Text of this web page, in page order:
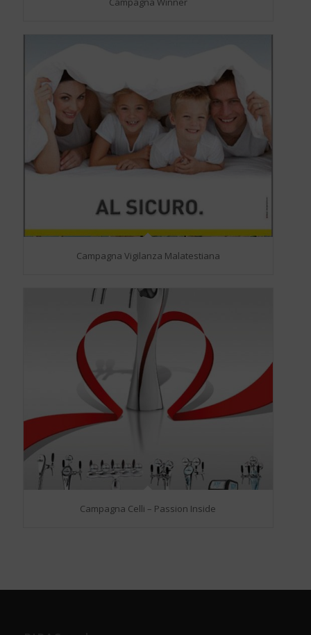
Campagna Vigilanza Malatestiana
Campagna Celli – Passion Inside